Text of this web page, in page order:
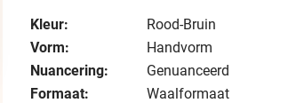
Kleur:
Rood-Bruin
Vorm:
Handvorm
Nuancering:
Genuanceerd
Formaat:
Waalformaat